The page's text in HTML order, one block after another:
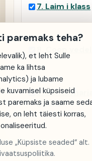
7. Laim i klass
Coop
9 .Santa
g veski ↗
paremaks teha?
et leht Sulle
ka lihtsa
ja lubame
kuvamisel küpsiseid
paremaks ja saame
on leht täiesti korras,
„Küpsiste seaded“ alt.